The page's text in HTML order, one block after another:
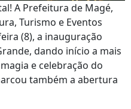
A Prefeitura de Magé,
Turismo e Eventos
(8), a inauguração
dando início a mais
e celebração do
também a abertura